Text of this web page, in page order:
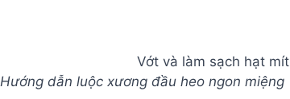
Vớt và làm sạch hạt mít
Hướng dẫn luộc xương đầu heo ngon miệng